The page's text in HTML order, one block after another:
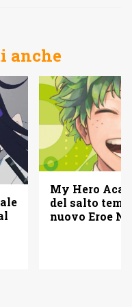
anche
My Hero
del salto
nuovo Eroe